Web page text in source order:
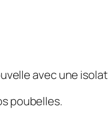
avec une
poubelles.